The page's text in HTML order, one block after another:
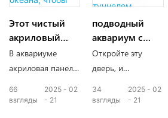
Этот чистый
акриловый
туннель - это
как окно для
поговорить с
В аквариуме
акриловая панель
волшебное
2025
02
21
66
взгляды
подводный
аквариум с
акриловым
туннелем
Откройте эту
дверь, и
морское
2025
02
21
34
взгляды